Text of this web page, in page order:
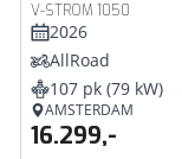
V-STROM 1050
2026
AllRoad
107 pk (79 kW)
AMSTERDAM
16.299,-